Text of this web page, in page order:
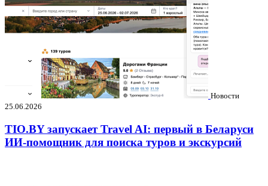
Новости
25.06.2026
TIO.BY запускает Travel AI: первый в Беларуси
ИИ-помощник для поиска туров и экскурсий